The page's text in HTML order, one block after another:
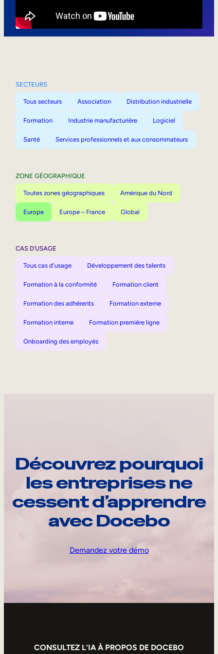
SECTEURS
Tous secteurs Association Distribution industrielle
Formation Industrie manufacturière Logiciel
Santé Services professionnels et aux consommateurs
ZONE GÉOGRAPHIQUE
Toutes zones géographiques Amérique du Nord
Europe Europe – France Global
CAS D’USAGE
Tous cas d'usage Développement des talents
Formation à la conformité Formation client
Formation des adhérents Formation externe
Formation interne Formation première ligne
Onboarding des employés
Découvrez pourquoi
les entreprises ne
cessent d’apprendre
avec Docebo
Demandez votre démo
CONSULTEZ L’IA À PROPOS DE DOCEBO